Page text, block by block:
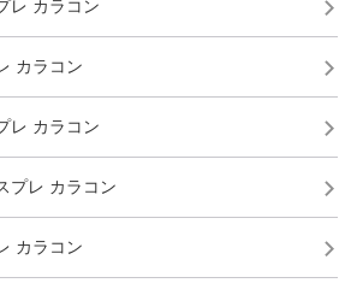
レ カラコン
カラコン
レ カラコン
プレ カラコン
カラコン